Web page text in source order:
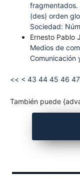
fragmentados.
(des) orden
Sociedad:
Ernesto Pablo
Medios de
Comunicación
<< < 43 44 45 46 47
También puede